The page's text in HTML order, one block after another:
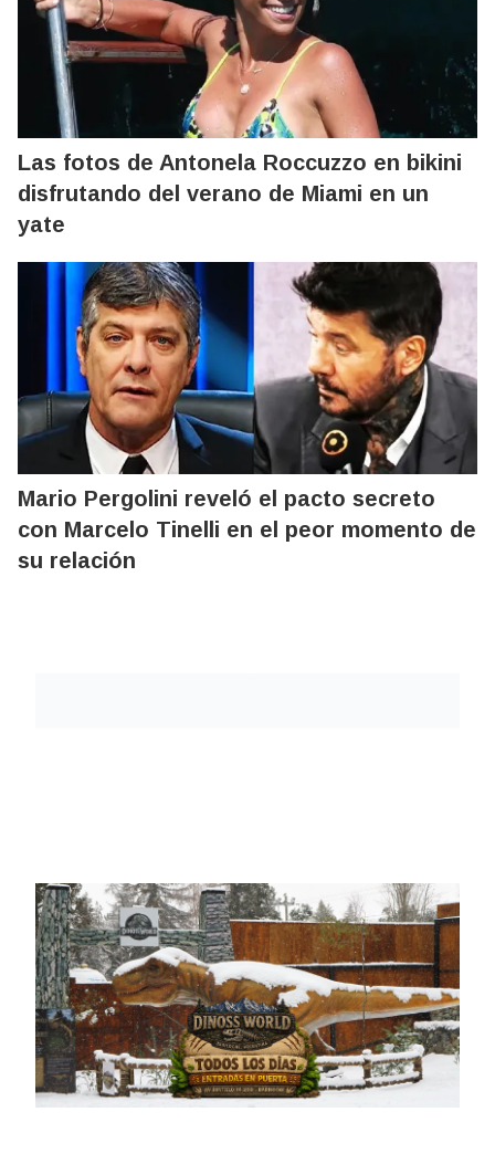
Las fotos de Antonela Roccuzzo en bikini
disfrutando del verano de Miami en un
yate
Mario Pergolini reveló el pacto secreto
con Marcelo Tinelli en el peor momento de
su relación